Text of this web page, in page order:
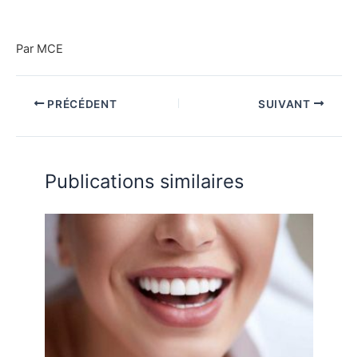
Par MCE
PRÉCÉDENT SUIVANT
Publications similaires